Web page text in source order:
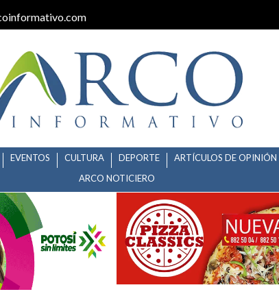
EVENTOS CULTURA DEPORTE ARTÍCULOS DE OPINIÓN
ARCO NOTICIERO